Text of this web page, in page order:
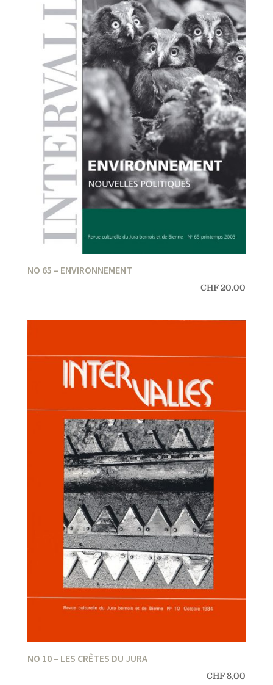
NO 65 – ENVIRONNEMENT
CHF20.00
NO 10 – LES CRÊTES DU JURA
CHF8.00